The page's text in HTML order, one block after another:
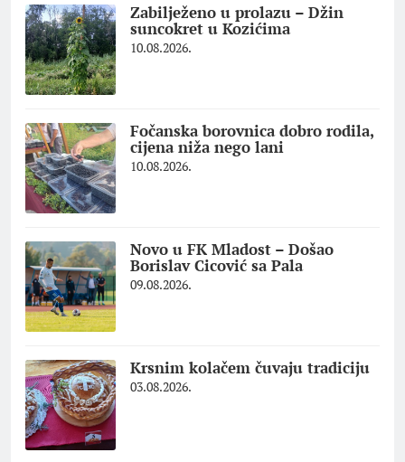
Zabilježeno u prolazu – Džin
suncokret u Kozićima
10.08.2026.
Fočanska borovnica dobro rodila,
cijena niža nego lani
10.08.2026.
Novo u FK Mladost – Došao
Borislav Cicović sa Pala
09.08.2026.
Krsnim kolačem čuvaju tradiciju
03.08.2026.